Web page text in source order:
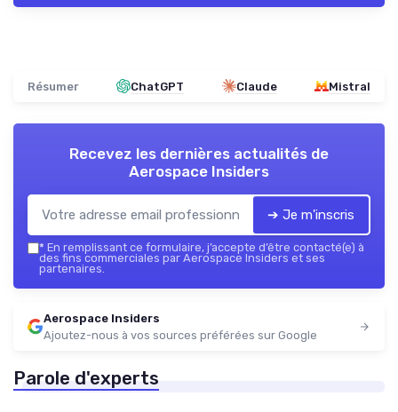
Résumer ChatGPT Claude Mistral
Recevez les dernières actualités de
Aerospace Insiders
➔ Je m'inscris
* En remplissant ce formulaire, j’accepte d’être contacté(e) à
des fins commerciales par Aerospace Insiders et ses
partenaires.
Aerospace Insiders
Ajoutez-nous à vos sources préférées sur Google
Parole d'experts